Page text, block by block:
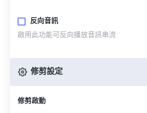
反向音訊
啟用此功能可反向播放音訊串流
修剪設定
修剪啟動